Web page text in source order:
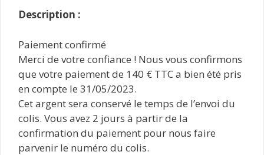
Description :
Paiement confirmé
Merci de votre confiance ! Nous vous confirmons
que votre paiement de 140 € TTC a bien été pris
en compte le 31/05/2023.
Cet argent sera conservé le temps de l’envoi du
colis. Vous avez 2 jours à partir de la
confirmation du paiement pour nous faire
parvenir le numéro du colis.